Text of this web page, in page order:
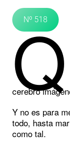
Nº 518
Q
cerebro
Y no es para
todo, hasta
como tal.